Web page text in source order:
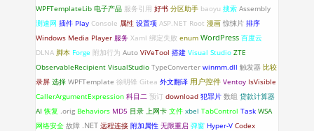
WPFTemplateLib 电子产品 服务引用 好书 分区助手 baoyu 搜索 Assembly
测速网 插件 Play Console 属性 设置项 ASP.NET Root 漫画 惊悚片 排序
Windows Media Player 服务 Xaml 绑定失败 enum WordPress 百度云
DLNA 脚本 Forge 附加行为 Auto ViVeTool 搭建 Visual Studio ZTE
ObservableRecipient VisualStudio TypeConverter winmm.dll 触发器 比较
录屏 选择 WPFTemplate 徐明锋 Gitea 外文翻译 用户控件 Ventoy IsVisible
CallerArgumentExpression 科目二 预订 download 犯罪片 数组 贷款计算器
AI 恢复 .orig Behaviors MD5 目录 上网卡 文件 xbel TabControl Task WSA
网络安全 故障 .NET 远程连接 附加属性 无限重启 弹窗 Hyper-V Codex